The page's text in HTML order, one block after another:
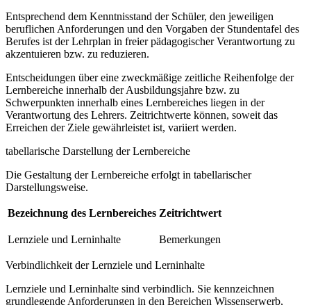
Entsprechend dem Kenntnisstand der Schüler, den jeweiligen
beruflichen Anforderungen und den Vorgaben der Stundentafel des
Berufes ist der Lehrplan in freier pädagogischer Verantwortung zu
akzentuieren bzw. zu reduzieren.
Entscheidungen über eine zweckmäßige zeitliche Reihenfolge der
Lernbereiche innerhalb der Ausbildungsjahre bzw. zu
Schwerpunkten innerhalb eines Lernbereiches liegen in der
Verantwortung des Lehrers. Zeitrichtwerte können, soweit das
Erreichen der Ziele gewährleistet ist, variiert werden.
tabellarische Darstellung der Lernbereiche
Die Gestaltung der Lernbereiche erfolgt in tabellarischer
Darstellungsweise.
Bezeichnung des Lernbereiches Zeitrichtwert
Lernziele und Lerninhalte Bemerkungen
Verbindlichkeit der Lernziele und Lerninhalte
Lernziele und Lerninhalte sind verbindlich. Sie kennzeichnen
grundlegende Anforderungen in den Bereichen Wissenserwerb,